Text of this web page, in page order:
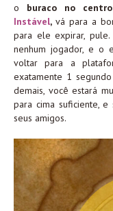
o buraco no
Instável, vá para a
para ele expirar,
nenhum jogador, e o
voltar para a
exatamente 1
demais, você estará
para cima suficiente,
seus amigos.